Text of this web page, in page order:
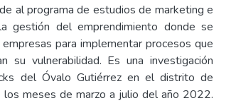
al programa de estudios de marketing e
gestión del emprendimiento donde se
para implementar procesos que
su vulnerabilidad. Es una investigación
del Óvalo Gutiérrez en el distrito de
meses de marzo a julio del año 2022.